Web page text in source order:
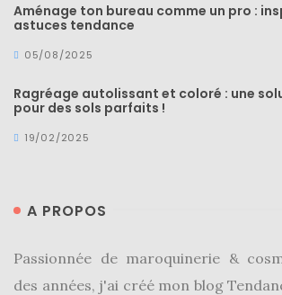
Aménage ton bureau comme un pro :
astuces tendance
05/08/2025
Ragréage autolissant et coloré : une
pour des sols parfaits !
19/02/2025
A PROPOS
Passionnée de maroquinerie &
des années, j'ai créé mon blog